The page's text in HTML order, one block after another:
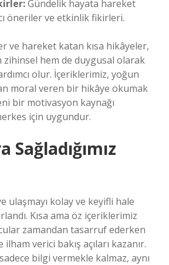
Gündelik hayata hareket
öneriler ve etkinlik fikirleri.
ve hareket katan kısa hikâyeler,
zihinsel hem de duygusal olarak
olur. İçeriklerimiz, yoğun
moral veren bir hikâye okumak
bir motivasyon kaynağı
için uygundur.
Sağladığımız
ulaşmayı kolay ve keyifli hale
Kısa ama öz içeriklerimiz
zamandan tasarruf ederken
verici bakış açıları kazanır.
bilgi vermekle kalmaz, aynı